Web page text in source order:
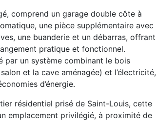
comprend un garage double côte à
une pièce supplémentaire avec
une buanderie et un débarras, offrant
pratique et fonctionnel.
par un système combinant le bois
et la cave aménagée) et l’électricité,
d’énergie.
résidentiel prisé de Saint-Louis, cette
emplacement privilégié, à proximité de